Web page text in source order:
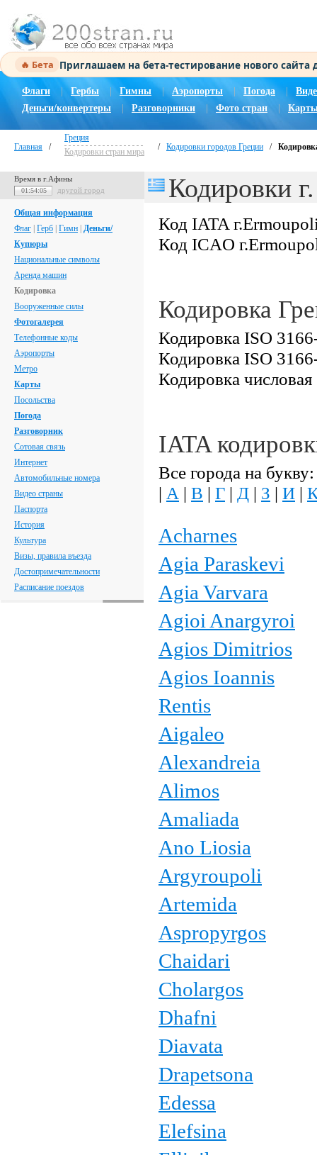
🔥 Бета Приглашаем на бета-тестирование нового
Флаги Гербы Гимны | Аэропорты Погода |
Деньги/конвертеры
Разговорники Фото стран
Главная /
Греция
Кодировки стран мира
/ Кодировки городов Греции /
Время в г.Афины
01:54:06 другой город
Общая информация
Флаг Герб Гимн Деньги/
Купюры
Национальные символы
Аренда машин
Кодировка
Вооруженные силы
Фотогалерея
Телефонные коды
Аэропорты
Метро
Карты
Посольства
Погода
Разговорник
Сотовая связь
Интернет
Автомобильные номера
Видео страны
Паспорта
История
Культура
Визы, правила въезда
Достопримечательности
Расписание поездов
Кодировки
Код IATA
Код ICAO
Кодировка
Кодировка ISO
Кодировка ISO
Кодировка
IATA
Все города на букву:
| А | В | Г | Д | З | И |
Acharnes
Agia Paraskevi
Agia Varvara
Agioi Anargyroi
Agios Dimitrios
Agios Ioannis
Rentis
Aigaleo
Alexandreia
Alimos
Amaliada
Ano Liosia
Argyroupoli
Artemida
Aspropyrgos
Chaidari
Cholargos
Dhafni
Diavata
Drapetsona
Edessa
Elefsina